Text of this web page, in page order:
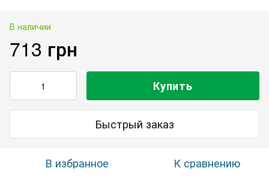
В наличии
713 грн
Купить
Быстрый заказ
В избранное К сравнению